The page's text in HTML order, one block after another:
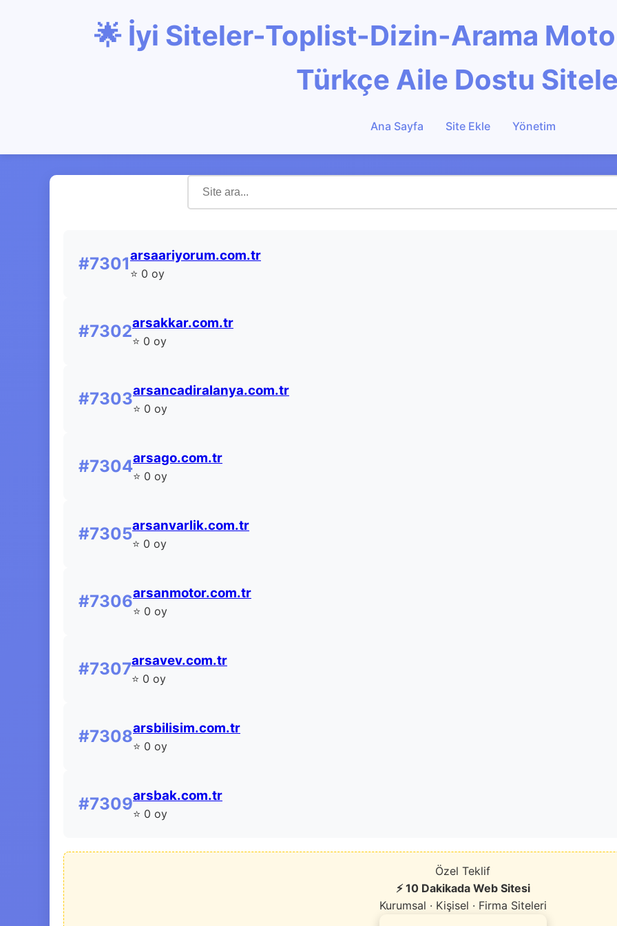
🌟 İyi Siteler-Toplist-Dizin-Arama
Türkçe Aile Dostu
Ana Sayfa Site Ekle Yönetim
#7301arsaariyorum.com.tr
⭐ 0 oy
#7302arsakkar.com.tr
⭐ 0 oy
#7303arsancadiralanya.com.tr
⭐ 0 oy
#7304arsago.com.tr
⭐ 0 oy
#7305arsanvarlik.com.tr
⭐ 0 oy
#7306arsanmotor.com.tr
⭐ 0 oy
#7307arsavev.com.tr
⭐ 0 oy
#7308arsbilisim.com.tr
⭐ 0 oy
#7309arsbak.com.tr
⭐ 0 oy
Özel Teklif
⚡ 10 Dakikada Web Sitesi
Kurumsal · Kişisel · Firma Siteleri